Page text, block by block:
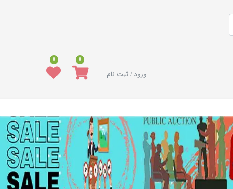
ورود / ثبت نام
0
0